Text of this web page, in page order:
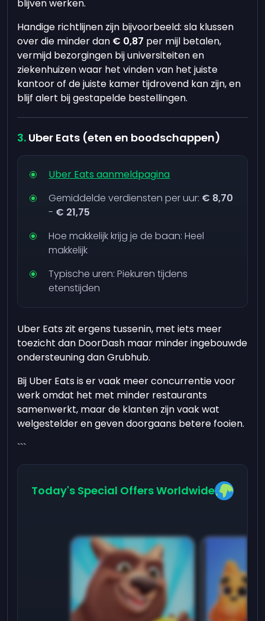
blijven werken.
Handige richtlijnen zijn bijvoorbeeld: sla klussen
over die minder dan € 0,87 per mijl betalen,
vermijd bezorgingen bij universiteiten en
ziekenhuizen waar het vinden van het juiste
kantoor of de juiste kamer tijdrovend kan zijn, en
blijf alert bij gestapelde bestellingen.
Uber Eats (eten en boodschappen)
Uber Eats aanmeldpagina
Gemiddelde verdiensten per uur: € 8,70
- € 21,75
Hoe makkelijk krijg je de baan: Heel
makkelijk
Typische uren: Piekuren tijdens
etenstijden
Uber Eats zit ergens tussenin, met iets meer
toezicht dan DoorDash maar minder ingebouwde
ondersteuning dan Grubhub.
Bij Uber Eats is er vaak meer concurrentie voor
werk omdat het met minder restaurants
samenwerkt, maar de klanten zijn vaak wat
welgestelder en geven doorgaans betere fooien.
```
Today's Special Offers Worldwide